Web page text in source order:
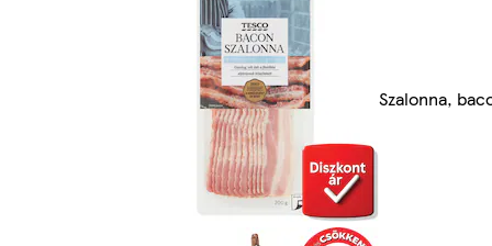
Szalonna,